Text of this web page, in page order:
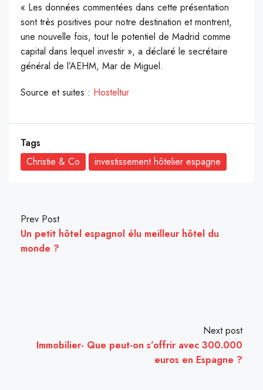
« Les données commentées dans cette présentation
sont très positives pour notre destination et montrent,
une nouvelle fois, tout le potentiel de Madrid comme
capital dans lequel investir », a déclaré le secrétaire
général de l’AEHM, Mar de Miguel.
Source et suites : Hosteltur
Tags
Christie & Co
investissement hôtelier espagne
Prev Post
Un petit hôtel espagnol élu meilleur hôtel du
monde ?
Next post
Immobilier- Que peut-on s’offrir avec 300.000
euros en Espagne ?